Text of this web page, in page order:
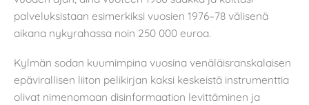
palveluksistaan esimerkiksi vuosien 1976–78 välisenä
aikana nykyrahassa noin 250 000 euroa.
Kylmän sodan kuumimpina vuosina venäläisranskalaisen
epävirallisen liiton pelikirjan kaksi keskeistä instrumenttia
olivat nimenomaan disinformaation levittäminen ja